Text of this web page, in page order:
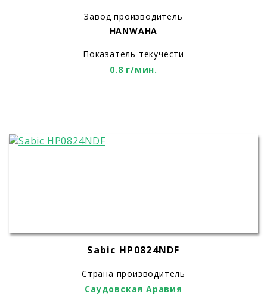
Завод производитель
HANWAHA
Показатель текучести
0.8 г/мин.
Sabic HP0824NDF
Страна производитель
Саудовская Аравия